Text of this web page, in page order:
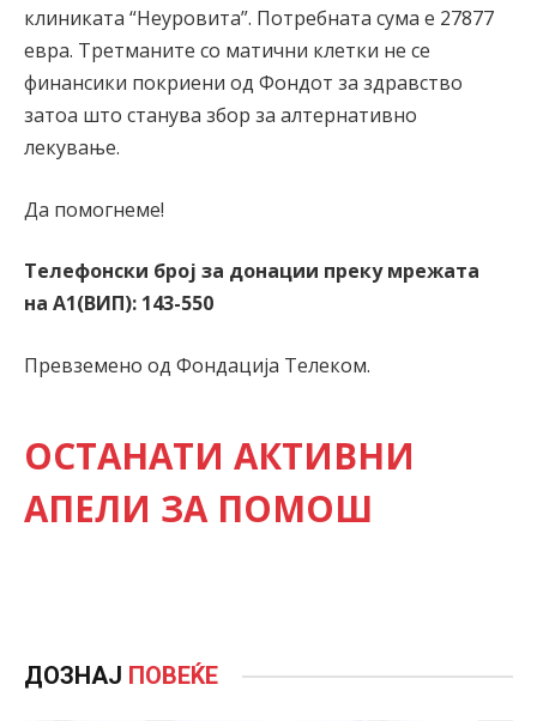
клиниката “Неуровита”. Потребната сума е 27877
евра. Третманите со матични клетки не се
финансики покриени од Фондот за здравство
затоа што станува збор за алтернативно
лекување.
Да помогнеме!
Телефонски број за донации преку мрежата
на А1(ВИП): 143-550
Превземено од Фондација Телеком.
ОСТАНАТИ АКТИВНИ
АПЕЛИ ЗА ПОМОШ
ДОЗНАЈ ПОВЕЌЕ